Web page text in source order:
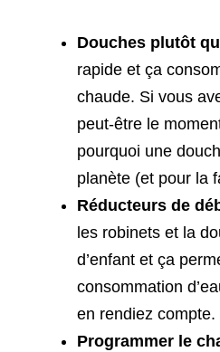
Douches plutôt
rapide et ça
chaude. Si vous
peut-être le
pourquoi une
planète (et pour la
Réducteurs de
les robinets et la
d’enfant et ça
consommation
en rendiez compte.
Programmer le